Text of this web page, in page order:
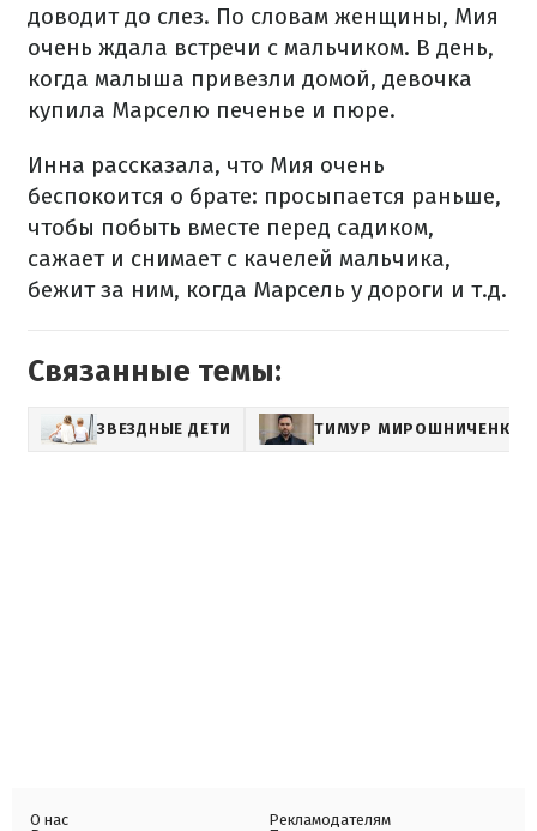
доводит до слез. По словам женщины, Мия
очень ждала встречи с мальчиком. В день,
когда малыша привезли домой, девочка
купила Марселю печенье и пюре.
Инна рассказала, что Мия очень
беспокоится о брате: просыпается раньше,
чтобы побыть вместе перед садиком,
сажает и снимает с качелей мальчика,
бежит за ним, когда Марсель у дороги и т.д.
Связанные темы:
ЗВЕЗДНЫЕ ДЕТИ ТИМУР МИРОШНИЧЕНКО
О нас
Рекламодателям